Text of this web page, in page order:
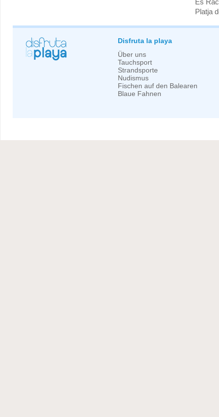
Es
Platja
Disfruta la playa
Über uns
Tauchsport
Strandsporte
Nudismus
Fischen auf den Balearen
Blaue Fahnen